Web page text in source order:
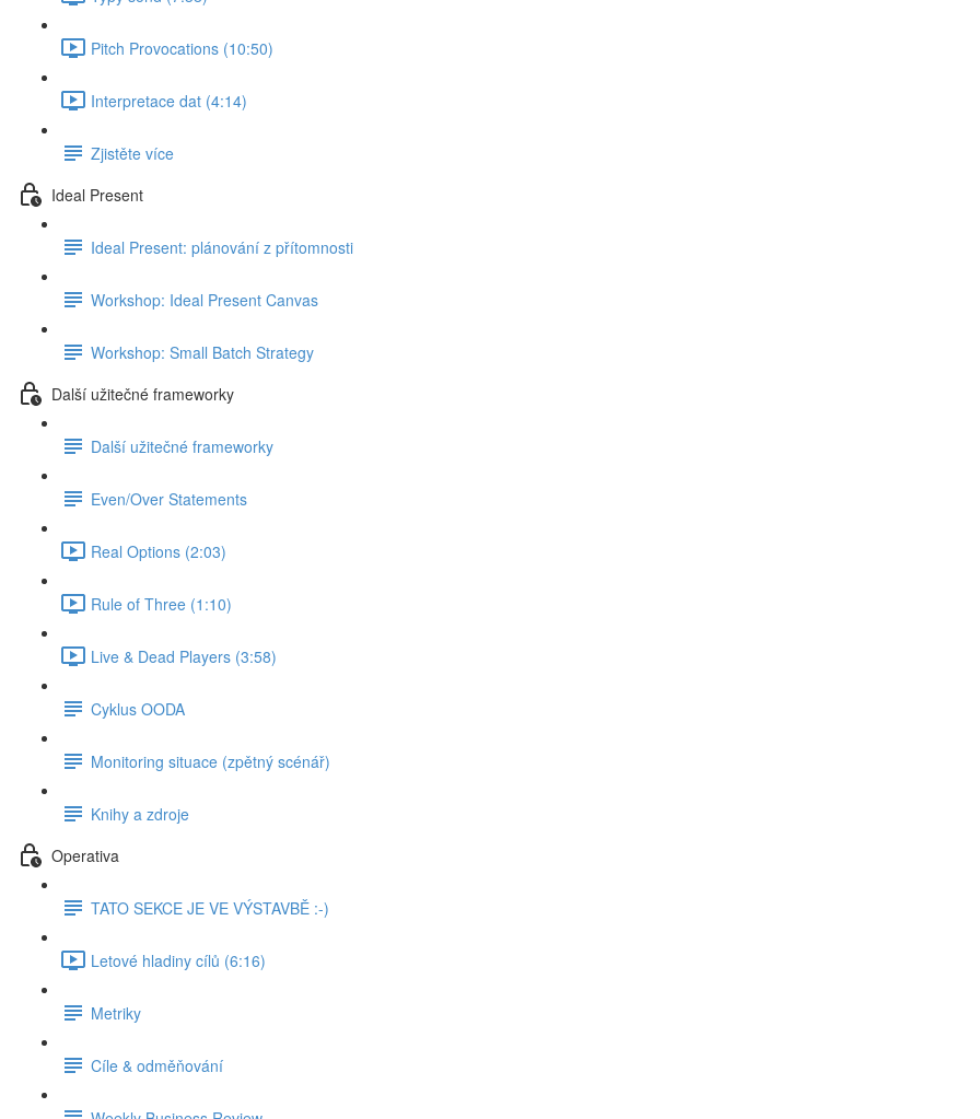
Pitch Provocations (10:50)
Interpretace dat (4:14)
Zjistěte více
Ideal Present
Ideal Present: plánování z přítomnosti
Workshop: Ideal Present Canvas
Workshop: Small Batch Strategy
Další užitečné frameworky
Další užitečné frameworky
Even/Over Statements
Real Options (2:03)
Rule of Three (1:10)
Live & Dead Players (3:58)
Cyklus OODA
Monitoring situace (zpětný scénář)
Knihy a zdroje
Operativa
TATO SEKCE JE VE VÝSTAVBĚ :-)
Letové hladiny cílů (6:16)
Metriky
Cíle & odměňování